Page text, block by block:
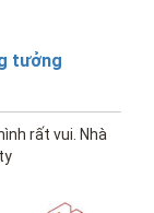
tưởng
rất vui. Nhà